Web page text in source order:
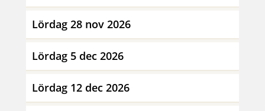
Lördag 28 nov 2026
Lördag 5 dec 2026
Lördag 12 dec 2026